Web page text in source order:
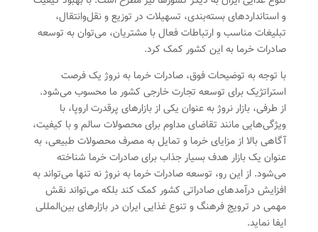
و استانداردهای بسته‌بندی، تسهیلات در توزیع و نقل‌وانتقال،
تبلیغات مناسب و ارتباطات فعال با مشتریان، می‌توان به توسعه
صادرات خرما به این کشور کمک کرد.
با توجه به توضیحات فوق، صادرات خرما به نروژ یک فرصت
استراتژیک برای توسعه تجارت خارجی کشور ما محسوب می‌شود.
از طرفی، بازار نروژ به عنوان یکی از بازارهای پرقدرت اروپا، با
ویژگی‌هایی مانند تقاضای مداوم برای محصولات سالم و با کیفیت،
آگاهی بالا از مزایای خرما و تمایل به مصرف محصولات طبیعی، به
عنوان یک بازار هدف بسیار جذاب برای صادرات خرما شناخته
می‌شود. از این رو، توسعه صادرات خرما به نروژ نه تنها می‌تواند به
افزایش درآمدهای صادراتی کشور کمک کند بلکه می‌تواند نقش
مهمی در ترویج فرهنگ و تنوع غذایی ایران در بازارهای بین‌المللی
ایفا نماید.